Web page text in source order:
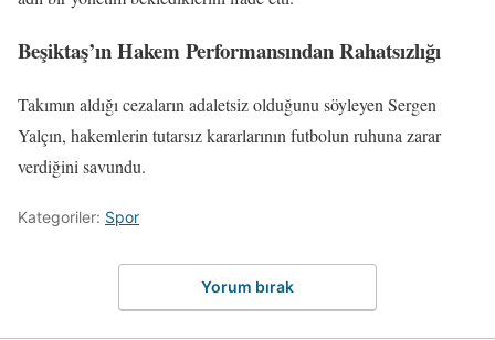
Beşiktaş’ın Hakem Performansından Rahatsızlığı
Takımın aldığı cezaların adaletsiz olduğunu söyleyen Sergen
Yalçın, hakemlerin tutarsız kararlarının futbolun ruhuna zarar
verdiğini savundu.
Kategoriler: Spor
Yorum bırak